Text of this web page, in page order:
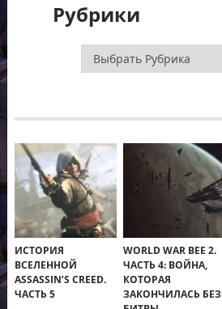
Рубрики
Рубрики
ИСТОРИЯ
ВСЕЛЕННОЙ
ASSASSIN’S CREED.
ЧАСТЬ 5
WORLD WAR BEE 2.
ЧАСТЬ 4: ВОЙНА,
КОТОРАЯ
ЗАКОНЧИЛАСЬ БЕЗ